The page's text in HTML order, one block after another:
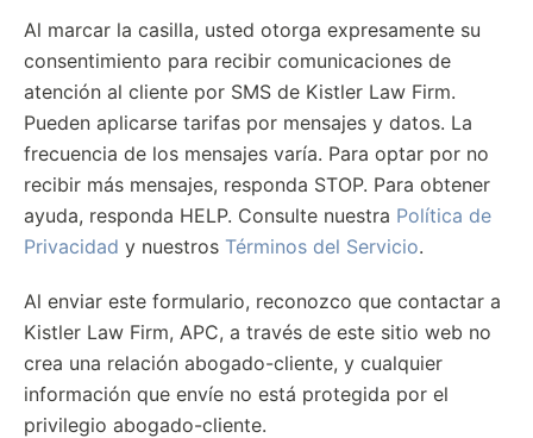
Al marcar la casilla, usted otorga expresamente su
consentimiento para recibir comunicaciones de
atención al cliente por SMS de Kistler Law Firm.
Pueden aplicarse tarifas por mensajes y datos. La
frecuencia de los mensajes varía. Para optar por no
recibir más mensajes, responda STOP. Para obtener
ayuda, responda HELP. Consulte nuestra Política de
Privacidad y nuestros Términos del Servicio.
Al enviar este formulario, reconozco que contactar a
Kistler Law Firm, APC, a través de este sitio web no
crea una relación abogado-cliente, y cualquier
información que envíe no está protegida por el
privilegio abogado-cliente.